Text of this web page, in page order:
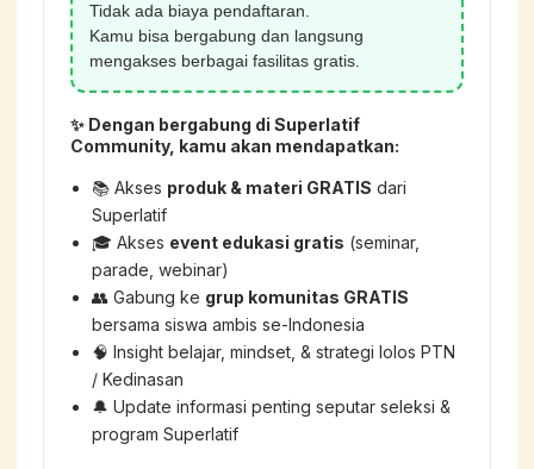
Tidak ada biaya pendaftaran.
Kamu bisa bergabung dan langsung
mengakses berbagai fasilitas gratis.
✨ Dengan bergabung di Superlatif
Community, kamu akan mendapatkan:
📚 Akses produk & materi GRATIS dari
Superlatif
🎓 Akses event edukasi gratis (seminar,
parade, webinar)
👥 Gabung ke grup komunitas GRATIS
bersama siswa ambis se-Indonesia
🧠 Insight belajar, mindset, & strategi lolos PTN
/ Kedinasan
🔔 Update informasi penting seputar seleksi &
program Superlatif